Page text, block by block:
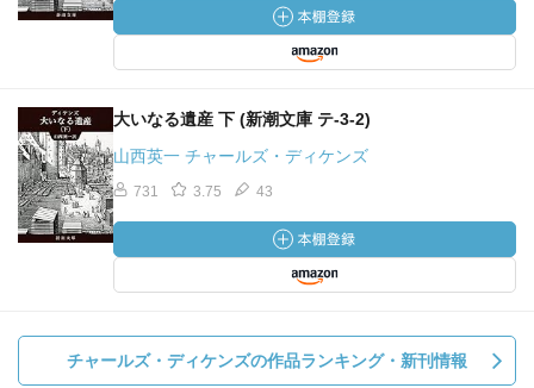
大いなる遺産 下 (新潮文庫 テ-3-2)
山西英一 チャールズ・ディケンズ
731 3.75 43
チャールズ・ディケンズの作品ランキング・新刊情報